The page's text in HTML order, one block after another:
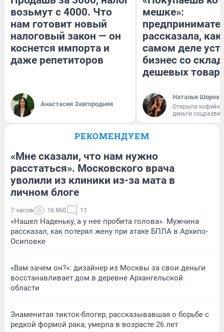
возьмут с 4000. Что
нам готовит новый
налоговый закон — он
коснется импорта и
даже репетиторов
Анастасия Завгородняя
мешке»:
рассказала, как
самом деле
бизнес со
дешевых
Наталья
Открыла
деньги
РЕКОМЕНДУЕМ
«Мне сказали, что нам нужно
расстаться». Московского врача
уволили из клиники из-за мата в
личном блоге
7 часов 16 860 11
«Нашел Наденьку, а у нее пробита голова». Мужчина
рассказал, как потерял жену при атаке БПЛА в Архипо-
Осиповке
«Вам зачем он?»: дизайнер из Москвы за свои деньги
восстанавливает дом в деревне Архангельской
области
Знаменитая тикток-блогер, рассказывавшая о борьбе с
редкой формой рака, умерла в возрасте 26 лет